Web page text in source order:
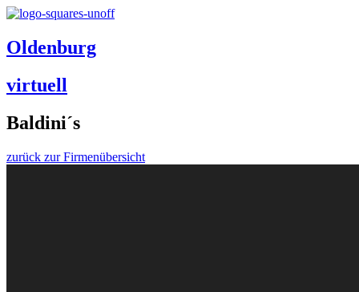
Oldenburg
virtuell
Baldini´s
zurück zur Firmenübersicht